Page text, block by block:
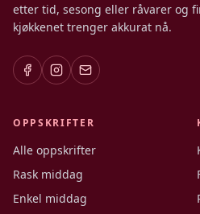
etter tid, sesong eller råvarer og
kjøkkenet trenger akkurat nå.
OPPSKRIFTER
Alle oppskrifter
Rask middag
Enkel middag